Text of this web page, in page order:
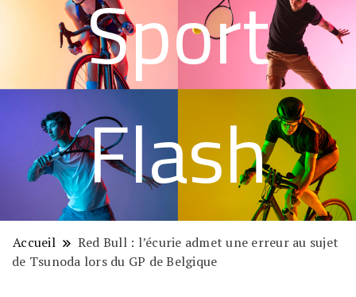
Sport
Flash
Accueil
Red Bull : l’écurie admet une erreur au sujet
de Tsunoda lors du GP de Belgique